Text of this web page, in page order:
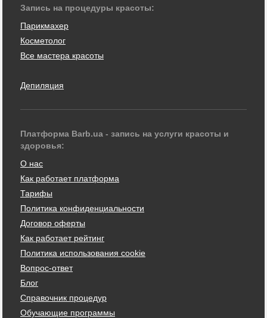
Запись на процедуры красоты:
Парикмахер
Косметолог
Все мастера красоты
Депиляция
Платформа Barb.ua - запись на услуги красоты и
здоровья:
О нас
Как работает платформа
Тарифы
Политика конфиденциальности
Договор оферты
Как работает рейтинг
Политика использования cookie
Вопрос-ответ
Блог
Справочник процедур
Обучающие программы